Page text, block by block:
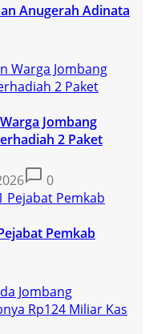
Anugerah Adinata
Jombang
2 Paket
0
Pemkab